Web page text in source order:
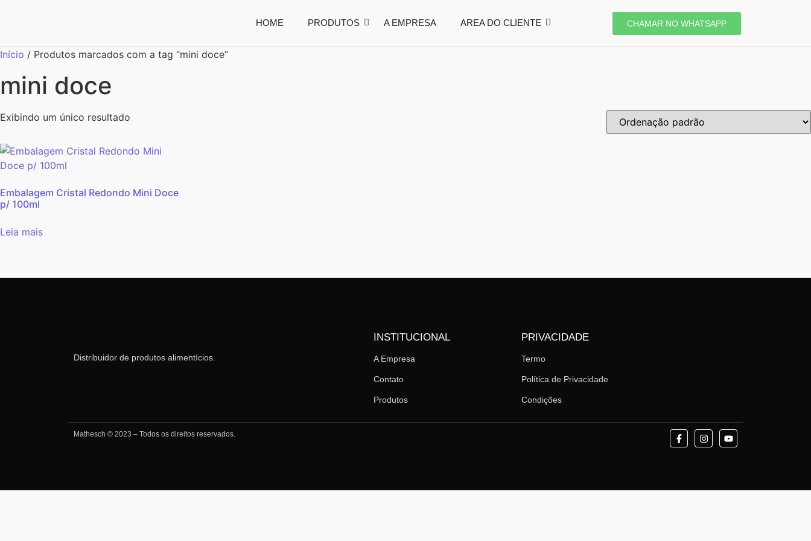
HOME PRODUTOS A EMPRESA AREA DO CLIENTE CHAMAR NO WHATSAPP
Início / Produtos marcados com a tag “mini doce”
mini doce
Exibindo um único resultado
Embalagem Cristal Redondo Mini Doce
p/ 100ml
Leia mais
Distribuidor de produtos alimentícios.
INSTITUCIONAL
A Empresa
Contato
Produtos
PRIVACIDADE
Termo
Política de Privacidade
Condições
Mathesch © 2023 – Todos os direitos reservados.